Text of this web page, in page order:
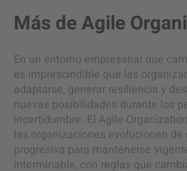
Más deAgile
En un entorno empresarial que
es imprescindible que las
adaptarse, generar resiliencia y
nuevas posibilidades durante los
incertidumbre. El Agile
las organizaciones evolucionen
progresiva para mantenerse
interminable, con reglas que